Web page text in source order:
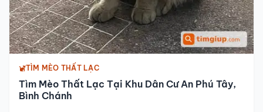
TÌM MÈO THẤT LẠC
Tìm Mèo Thất Lạc Tại Khu Dân Cư An Phú Tây,
Bình Chánh